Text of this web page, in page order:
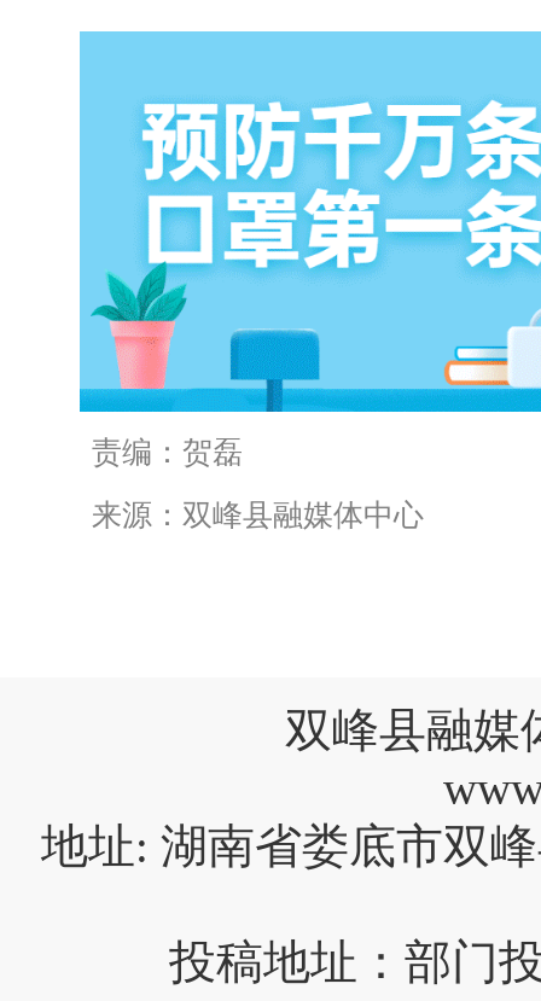
责编：贺磊
来源：双峰县融媒体中心
双峰县融媒
地址: 湖南省娄底市双
投稿地址：部门